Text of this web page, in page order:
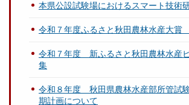
本県公設試験場におけるスマート技術
令和７年度ふるさと秋田農林水産大
令和７年度 新ふるさと秋田農林水産
集
令和８年度 秋田県農林水産部所管試
期計画について